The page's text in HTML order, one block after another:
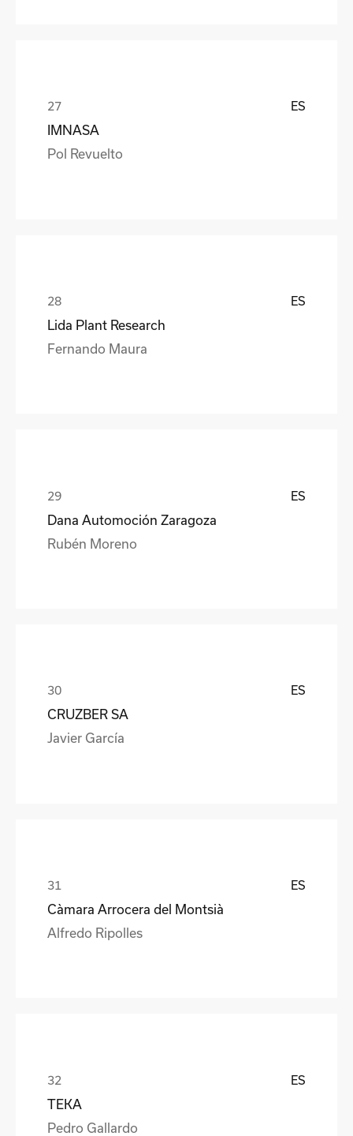
ES
IMNASA
Pol Revuelto
ES
Lida Plant Research
Fernando Maura
ES
Dana Automoción Zaragoza
Rubén Moreno
ES
CRUZBER SA
Javier García
ES
Càmara Arrocera del Montsià
Alfredo Ripolles
ES
TEKA
Pedro Gallardo